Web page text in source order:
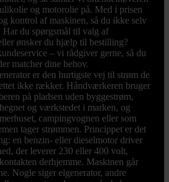
og motorolie på. Med i prisen
kontrol af maskinen, så du ikke selv
Har du spørgsmål til valg af
ønsker du hjælp til bestilling?
– vi rådgiver gerne, så du
matcher dine behov.
er den hurtigste vej til strøm de
ikke rækker. Håndværkeren bruger
på pladsen uden byggestrøm,
og værkstedet i marken, og
campingvognen eller som
tager strømmen. Princippet er det
en benzin- eller dieselmotor driver
der leverer 230 eller 400 volt,
derhjemme. Maskinen går
Nogle siger elgenerator, andre